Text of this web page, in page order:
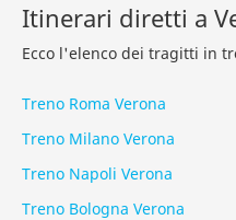
Itinerari diretti a
Ecco l'elenco dei tragitti in
Treno Roma Verona
Treno Milano Verona
Treno Napoli Verona
Treno Bologna Verona